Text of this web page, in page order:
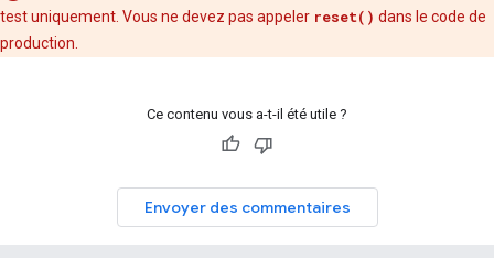
test uniquement. Vous ne devez pas appeler reset() dans le code de
production.
Ce contenu vous a-t-il été utile ?
Envoyer des commentaires